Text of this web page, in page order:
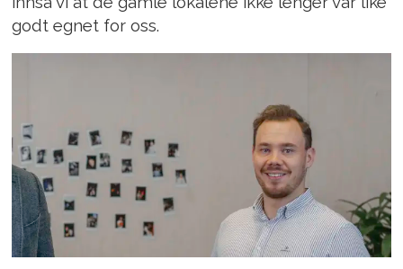
godt egnet for oss.